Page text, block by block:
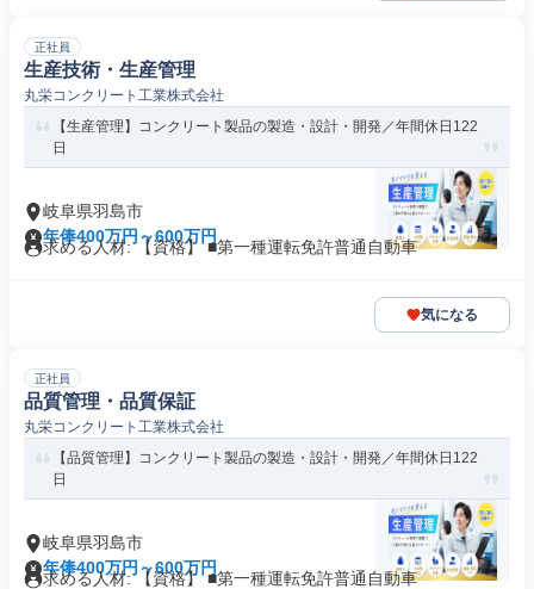
正社員
生産技術・生産管理
丸栄コンクリート工業株式会社
【生産管理】コンクリート製品の製造・設計・開発／年間休日122
日
岐阜県羽島市
年俸400万円～600万円
求める人材: 【資格】 ■第一種運転免許普通自動車
気になる
正社員
品質管理・品質保証
丸栄コンクリート工業株式会社
【品質管理】コンクリート製品の製造・設計・開発／年間休日122
日
岐阜県羽島市
年俸400万円～600万円
求める人材: 【資格】 ■第一種運転免許普通自動車